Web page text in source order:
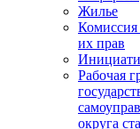
Жилье
Комиссия
их прав
Рабочая
округа